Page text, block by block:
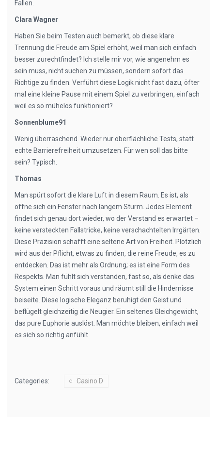
Fallen.
Clara Wagner
Haben Sie beim Testen auch bemerkt, ob diese klare
Trennung die Freude am Spiel erhöht, weil man sich einfach
besser zurechtfindet? Ich stelle mir vor, wie angenehm es
sein muss, nicht suchen zu müssen, sondern sofort das
Richtige zu finden. Verführt diese Logik nicht fast dazu, öfter
mal eine kleine Pause mit einem Spiel zu verbringen, einfach
weil es so mühelos funktioniert?
Sonnenblume91
Wenig überraschend. Wieder nur oberflächliche Tests, statt
echte Barrierefreiheit umzusetzen. Für wen soll das bitte
sein? Typisch.
Thomas
Man spürt sofort die klare Luft in diesem Raum. Es ist, als
öffne sich ein Fenster nach langem Sturm. Jedes Element
findet sich genau dort wieder, wo der Verstand es erwartet –
keine versteckten Fallstricke, keine verschachtelten Irrgärten.
Diese Präzision schafft eine seltene Art von Freiheit. Plötzlich
wird aus der Pflicht, etwas zu finden, die reine Freude, es zu
entdecken. Das ist mehr als Ordnung; es ist eine Form des
Respekts. Man fühlt sich verstanden, fast so, als denke das
System einen Schritt voraus und räumt still die Hindernisse
beiseite. Diese logische Eleganz beruhigt den Geist und
beflügelt gleichzeitig die Neugier. Ein seltenes Gleichgewicht,
das pure Euphorie auslöst. Man möchte bleiben, einfach weil
es sich so richtig anfühlt.
Categories: Casino D